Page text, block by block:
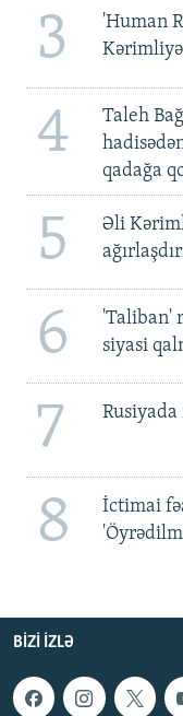
3
'Human
Kərimliyə
4
Taleh
qadağa
5
Əli
6
'Taliban'
siyasi
7
8
İctimai
BIZI IZLƏ